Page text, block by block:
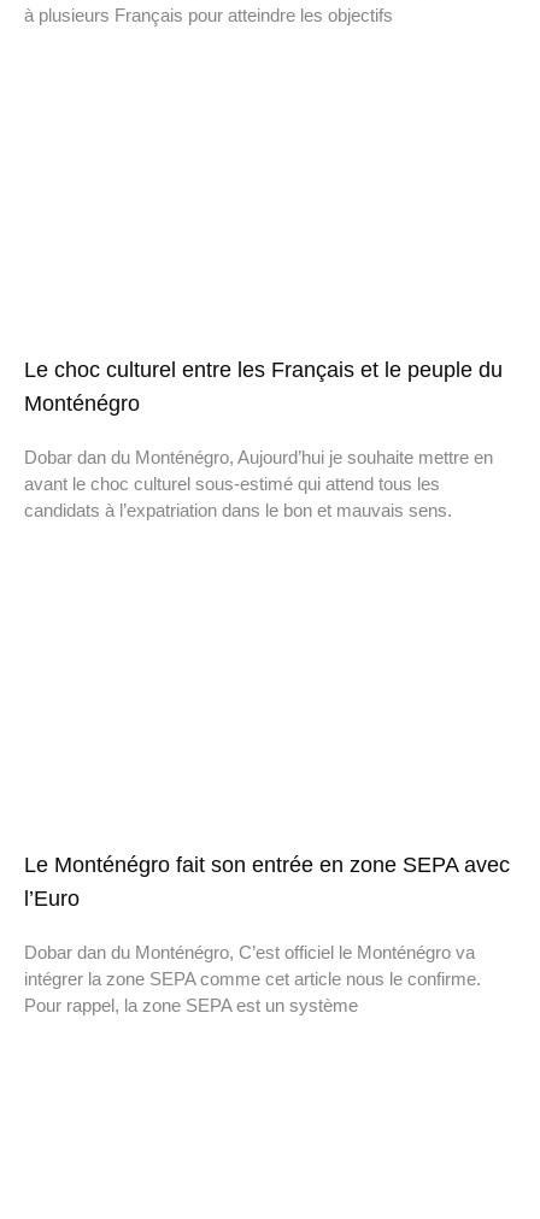
à plusieurs Français pour atteindre les objectifs
Le choc culturel entre les Français et le peuple du
Monténégro
Dobar dan du Monténégro, Aujourd’hui je souhaite mettre en
avant le choc culturel sous-estimé qui attend tous les
candidats à l’expatriation dans le bon et mauvais sens.
Le Monténégro fait son entrée en zone SEPA avec
l’Euro
Dobar dan du Monténégro, C’est officiel le Monténégro va
intégrer la zone SEPA comme cet article nous le confirme.
Pour rappel, la zone SEPA est un système